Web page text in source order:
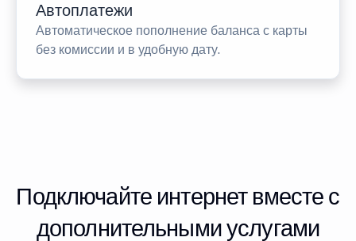
Автоплатежи
Автоматическое пополнение баланса с карты
без комиссии и в удобную дату.
Подключайте интернет вместе с
дополнительными услугами